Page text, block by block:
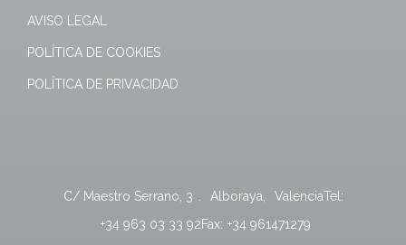
AVISO LEGAL
POLÍTICA DE COOKIES
POLÍTICA DE PRIVACIDAD
C/ Maestro Serrano, 3 Alboraya ValenciaTel:
+34 963 03 33 92Fax: +34 961471279